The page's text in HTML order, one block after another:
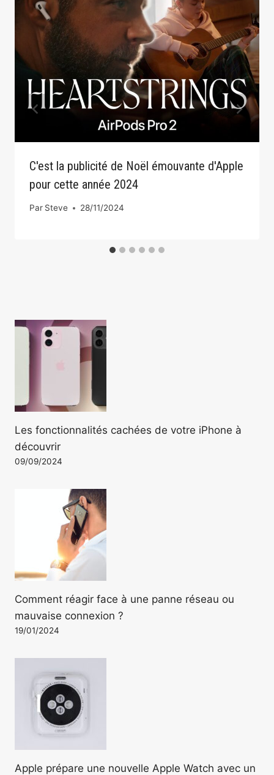
C'est la publicité de Noël émouvante d'Apple
pour cette année 2024
Par Steve 28/11/2024
Les fonctionnalités cachées de votre iPhone à
découvrir
09/09/2024
Comment réagir face à une panne réseau ou
mauvaise connexion ?
19/01/2024
Apple prépare une nouvelle Apple Watch avec un